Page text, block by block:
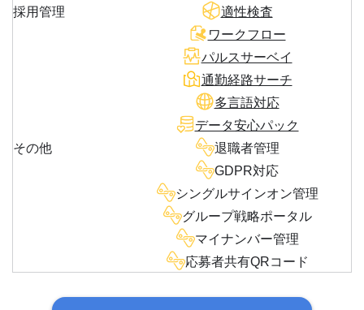
採用管理
適性検査
その他
ワークフロー
パルスサーベイ
通勤経路サーチ
多言語対応
データ安心パック
退職者管理
GDPR対応
シングルサインオン管理
グループ戦略ポータル
マイナンバー管理
応募者共有QRコード